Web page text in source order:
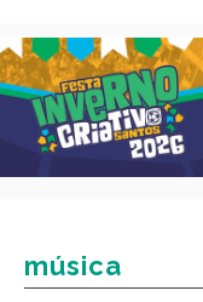
música